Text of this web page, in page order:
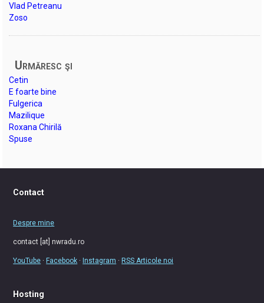
Vlad Petreanu
Zoso
Urmăresc şi
Cetin
E foarte bine
Fulgerica
Mazilique
Roxana Chirilă
Spuse
Contact
Despre mine
contact [at] nwradu.ro
YouTube · Facebook · Instagram · RSS Articole noi
Hosting